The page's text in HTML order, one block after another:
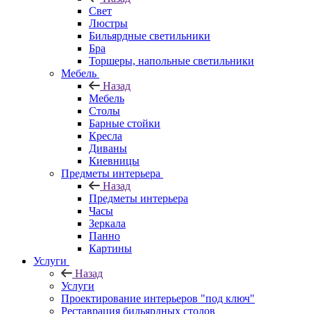
Свет
Люстры
Бильярдные светильники
Бра
Торшеры, напольные светильники
Мебель
Назад
Мебель
Столы
Барные стойки
Кресла
Диваны
Киевницы
Предметы интерьера
Назад
Предметы интерьера
Часы
Зеркала
Панно
Картины
Услуги
Назад
Услуги
Проектирование интерьеров "под ключ"
Реставрация бильярдных столов